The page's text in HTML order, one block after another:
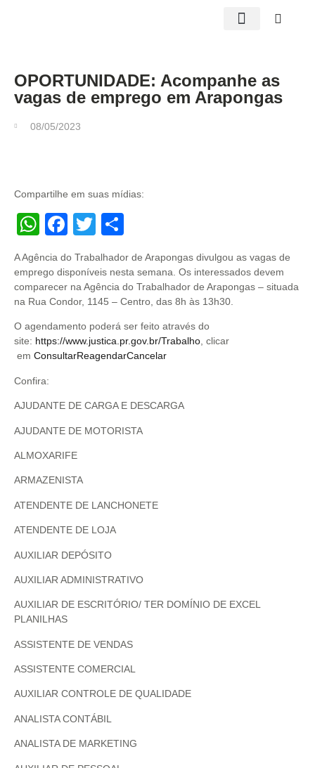
OPORTUNIDADE: Acompanhe as
vagas de emprego em Arapongas
08/05/2023
Compartilhe em suas mídias:
WhatsApp
Facebook
Twitter
A Agência do Trabalhador de Arapongas divulgou as vagas de
emprego disponíveis nesta semana. Os interessados devem
comparecer na Agência do Trabalhador de Arapongas – situada
na Rua Condor, 1145 – Centro, das 8h às 13h30.
O agendamento poderá ser feito através do
site: https://www.justica.pr.gov.br/Trabalho, clicar
em ConsultarReagendarCancelar
Confira:
AJUDANTE DE CARGA E DESCARGA
AJUDANTE DE MOTORISTA
ALMOXARIFE
ARMAZENISTA
ATENDENTE DE LANCHONETE
ATENDENTE DE LOJA
AUXILIAR DEPÓSITO
AUXILIAR ADMINISTRATIVO
AUXILIAR DE ESCRITÓRIO/ TER DOMÍNIO DE EXCEL
PLANILHAS
ASSISTENTE DE VENDAS
ASSISTENTE COMERCIAL
AUXILIAR CONTROLE DE QUALIDADE
ANALISTA CONTÁBIL
ANALISTA DE MARKETING